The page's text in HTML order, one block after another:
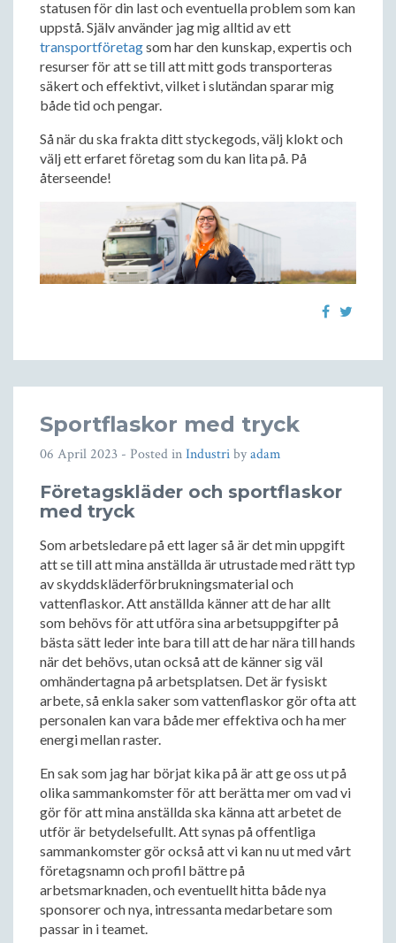
statusen för din last och eventuella problem som kan
uppstå. Själv använder jag mig alltid av ett
transportföretagsom har den kunskap, expertis och
resurser för att se till att mitt gods transporteras
säkert och effektivt, vilket i slutändan sparar mig
både tid och pengar.
Så när du ska frakta ditt styckegods, välj klokt och
välj ett erfaret företag som du kan lita på. På
återseende!
Sportflaskor med tryck
06 April 2023 - Posted inIndustribyadam
Företagskläder och sportflaskor
med tryck
Som arbetsledare på ett lager så är det min uppgift
att se till att mina anställda är utrustade med rätt typ
av skyddskläderförbrukningsmaterial och
vattenflaskor. Att anställda känner att de har allt
som behövs för att utföra sina arbetsuppgifter på
bästa sätt leder inte bara till att de har nära till hands
när det behövs, utan också att de känner sig väl
omhändertagna på arbetsplatsen. Det är fysiskt
arbete, så enkla saker som vattenflaskor gör ofta att
personalen kan vara både mer effektiva och ha mer
energi mellan raster.
En sak som jag har börjat kika på är att ge oss ut på
olika sammankomster för att berätta mer om vad vi
gör för att mina anställda ska känna att arbetet de
utför är betydelsefullt. Att synas på offentliga
sammankomster gör också att vi kan nu ut med vårt
företagsnamn och profil bättre på
arbetsmarknaden, och eventuellt hitta både nya
sponsorer och nya, intressanta medarbetare som
passar in i teamet.